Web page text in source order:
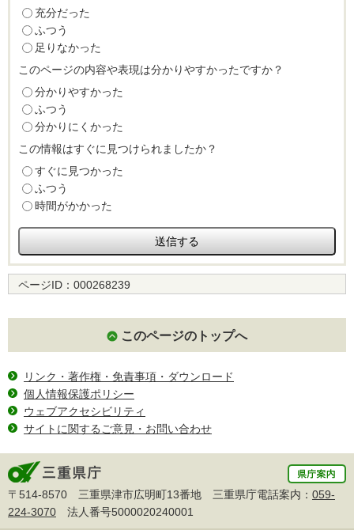
充分だった
ふつう
足りなかった
このページの内容や表現は分かりやすかったですか？
分かりやすかった
ふつう
分かりにくかった
この情報はすぐに見つけられましたか？
すぐに見つかった
ふつう
時間がかかった
ページID： 000268239
このページのトップへ
リンク・著作権・免責事項・ダウンロード
個人情報保護ポリシー
ウェブアクセシビリティ
サイトに関するご意見・お問い合わせ
〒514-8570 三重県津市広明町13番地 三重県庁電話案内： 059-
224-3070 法人番号5000020240001